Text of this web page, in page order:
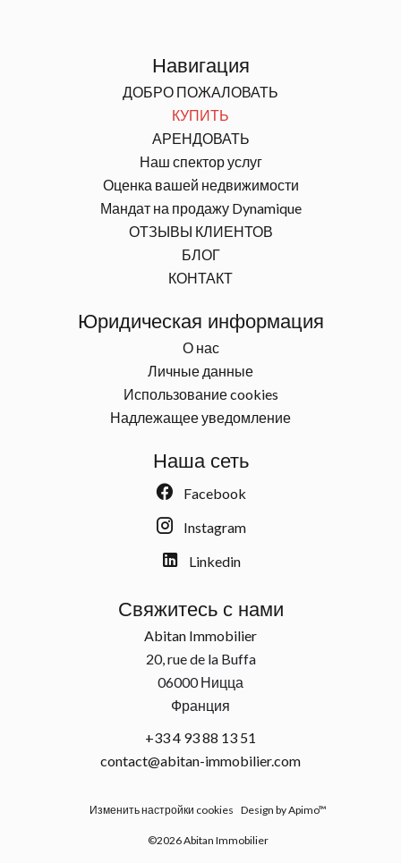
Навигация
ДОБРО ПОЖАЛОВАТЬ
КУПИТЬ
АРЕНДОВАТЬ
Наш спектор услуг
Оценка вашей недвижимости
Мандат на продажу Dynamique
ОТЗЫВЫ КЛИЕНТОВ
БЛОГ
КОНТАКТ
Юридическая информация
О нас
Личные данные
Использование cookies
Надлежащее уведомление
Наша сеть
Facebook
Instagram
Linkedin
Свяжитесь с нами
Abitan Immobilier
20, rue de la Buffa
06000Ницца
Франция
+33 4 93 88 13 51
contact@abitan-immobilier.com
Изменить настройки cookies Design byApimo™
©2026 Abitan Immobilier